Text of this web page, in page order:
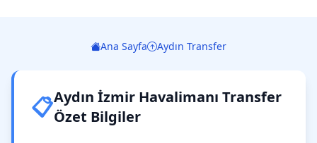
Ana Sayfa Aydın Transfer
📋Aydın İzmir Havalimanı Transfer
Özet Bilgiler